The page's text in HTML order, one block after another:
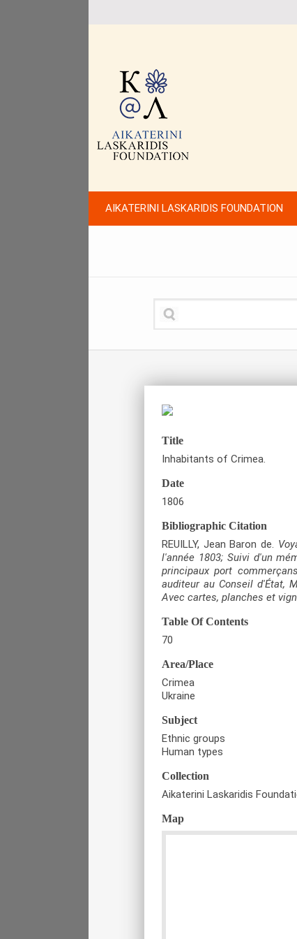
AIKATERINI LASKARIDIS FOUNDATION
Title
Inhabitants of Crimea.
Date
1806
Bibliographic Citation
REUILLY, Jean Baron de.
l'année 1803; Suivi d'un
principaux port
auditeur au Conseil d'État,
Avec cartes, planches et
Table Of Contents
70
Area/Place
Crimea
Ukraine
Subject
Ethnic groups
Human types
Collection
Aikaterini Laskaridis
Map